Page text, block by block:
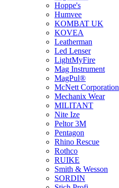
Hoppe's
Humvee
KOMBAT UK
KOVEA
Leatherman
Led Lenser
LightMyFire
Mag Instrument
MagPul®
McNett Corporation
Mechanix Wear
MILITANT
Nite Ize
Peltor 3M
Pentagon
Rhino Rescue
Rothco
RUIKE
Smith & Wesson
SORDIN